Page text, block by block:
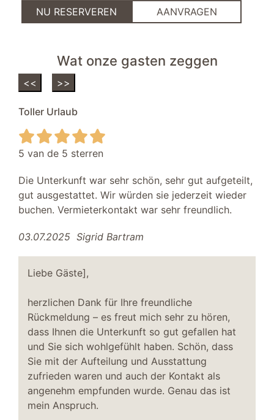
NU RESERVEREN AANVRAGEN
Wat onze gasten zeggen
<<
Toller Urlaub
5 van de 5 sterren
Die Unterkunft war sehr schön, sehr gut aufgeteilt,
gut ausgestattet. Wir würden sie jederzeit wieder
buchen. Vermieterkontakt war sehr freundlich.
03.07.2025 Sigrid Bartram
Liebe Gäste],
herzlichen Dank für Ihre freundliche
Rückmeldung – es freut mich sehr zu hören,
dass Ihnen die Unterkunft so gut gefallen hat
und Sie sich wohlgefühlt haben. Schön, dass
Sie mit der Aufteilung und Ausstattung
zufrieden waren und auch der Kontakt als
angenehm empfunden wurde. Genau das ist
mein Anspruch.
>>